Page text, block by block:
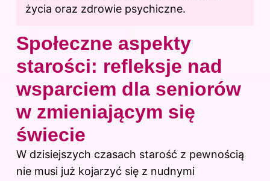
życia oraz zdrowie psychiczne.
Społeczne aspekty
starości: refleksje nad
wsparciem dla seniorów
w zmieniającym się
świecie
W dzisiejszych czasach starość z pewnością
nie musi już kojarzyć się z nudnymi